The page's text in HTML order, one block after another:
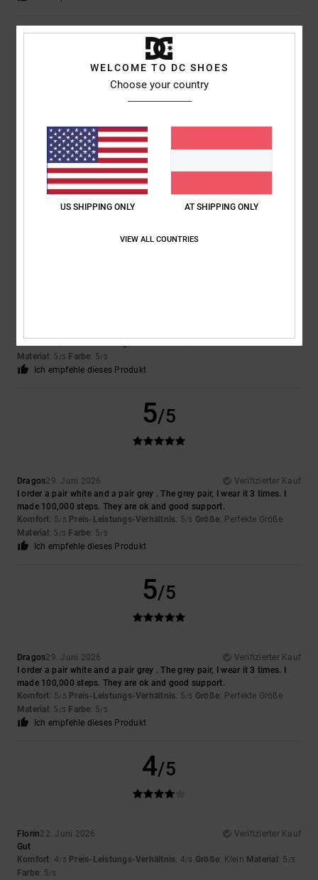
5/5
Original anzeigen - English
Komfort: 5/5 Preis-Leistungs-Verhältnis: 5/5 Größe: Perfekte Größe
Material: 5/5 Farbe: 5/5
Ich empfehle dieses Produkt
Material : 5 /5 Farbe: 5/5
Ich empfehle dieses Produkt
5/5
Dragos29. Juni 2026
Verifizierter Kauf
I order a pair white and a pair grey . The grey pair, I wear it 3 times. I
made 100,000 steps. They are ok and good support.
Komfort: 5/5 Preis-Leistungs-Verhältnis: 5/5 Größe: Perfekte Größe
Material : 5 /5 Farbe: 5/5
Ich empfehle dieses Produkt
5/5
Dragos29. Juni 2026
Verifizierter Kauf
I order a pair white and a pair grey . The grey pair, I wear it 3 times. I
made 100,000 steps. They are ok and good support.
Komfort: 5/5 Preis-Leistungs-Verhältnis: 5/5 Größe: Perfekte Größe
Material : 5 /5 Farbe: 5/5
Ich empfehle dieses Produkt
4/5
Florin22. Juni 2026
Verifizierter Kauf
Gut
Komfort: 4/5 Preis-Leistungs-Verhältnis: 4/5 Größe: Klein Material : 5 /5
Farbe: 5/5
WELCOME TO DC SHOES
Choose your country
US SHIPPING ONLY AT SHIPPING ONLY
VIEW ALL COUNTRIES